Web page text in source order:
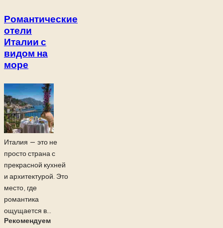
Романтические
отели
Италии с
видом на
море
Италия — это не
просто страна с
прекрасной кухней
и архитектурой. Это
место, где
романтика
ощущается в...
Рекомендуем